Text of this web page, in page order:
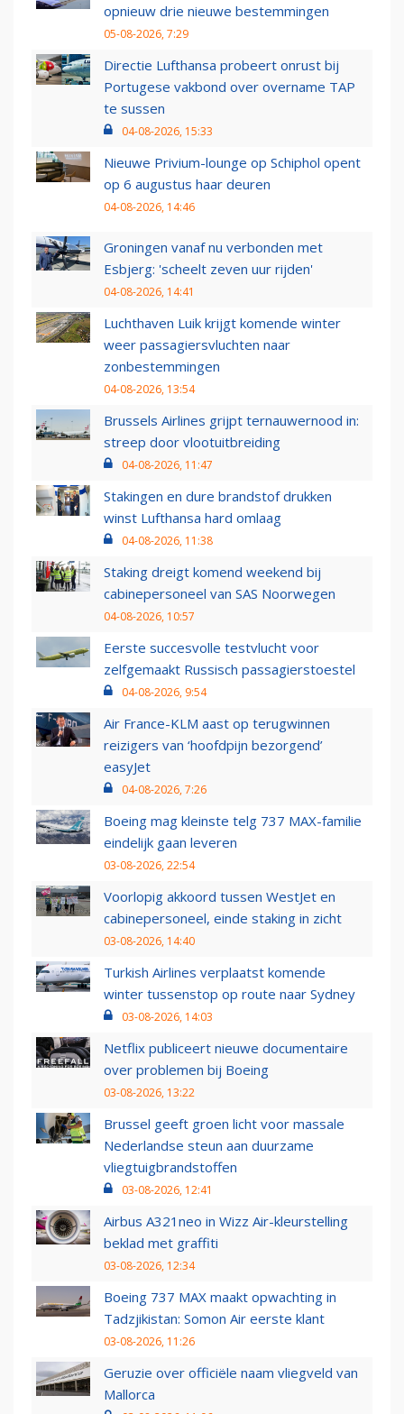
opnieuw drie nieuwe bestemmingen
05-08-2026, 7:29
Directie Lufthansa probeert onrust bij
Portugese vakbond over overname TAP
te sussen
04-08-2026, 15:33
Nieuwe Privium-lounge op Schiphol opent
op 6 augustus haar deuren
04-08-2026, 14:46
Groningen vanaf nu verbonden met
Esbjerg: 'scheelt zeven uur rijden'
04-08-2026, 14:41
Luchthaven Luik krijgt komende winter
weer passagiersvluchten naar
zonbestemmingen
04-08-2026, 13:54
Brussels Airlines grijpt ternauwernood in:
streep door vlootuitbreiding
04-08-2026, 11:47
Stakingen en dure brandstof drukken
winst Lufthansa hard omlaag
04-08-2026, 11:38
Staking dreigt komend weekend bij
cabinepersoneel van SAS Noorwegen
04-08-2026, 10:57
Eerste succesvolle testvlucht voor
zelfgemaakt Russisch passagierstoestel
04-08-2026, 9:54
Air France-KLM aast op terugwinnen
reizigers van ‘hoofdpijn bezorgend’
easyJet
04-08-2026, 7:26
Boeing mag kleinste telg 737 MAX-familie
eindelijk gaan leveren
03-08-2026, 22:54
Voorlopig akkoord tussen WestJet en
cabinepersoneel, einde staking in zicht
03-08-2026, 14:40
Turkish Airlines verplaatst komende
winter tussenstop op route naar Sydney
03-08-2026, 14:03
Netflix publiceert nieuwe documentaire
over problemen bij Boeing
03-08-2026, 13:22
Brussel geeft groen licht voor massale
Nederlandse steun aan duurzame
vliegtuigbrandstoffen
03-08-2026, 12:41
Airbus A321neo in Wizz Air-kleurstelling
beklad met graffiti
03-08-2026, 12:34
Boeing 737 MAX maakt opwachting in
Tadzjikistan: Somon Air eerste klant
03-08-2026, 11:26
Geruzie over officiële naam vliegveld van
Mallorca